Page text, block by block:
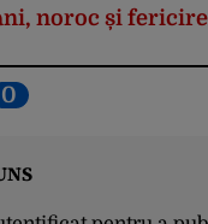
, noroc și fericire
0